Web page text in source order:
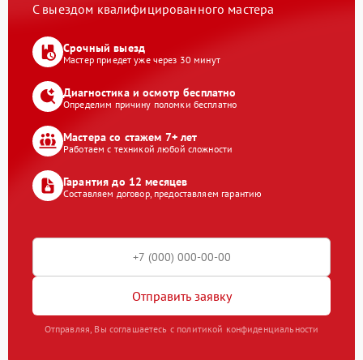
С выездом квалифицированного мастера
Срочный выезд
Мастер приедет уже через 30 минут
Диагностика и осмотр бесплатно
Определим причину поломки бесплатно
Мастера со стажем 7+ лет
Работаем с техникой любой сложности
Гарантия до 12 месяцев
Составляем договор, предоставляем гарантию
Отправить заявку
Отправляя, Вы соглашаетесь с политикой конфиденциальности